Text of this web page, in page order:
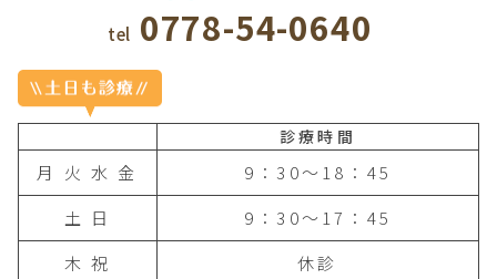
tel 0778-54-0640
診療時間
月 火 水 金
9：30〜18：45
土 日
9：30〜17：45
木 祝
休診